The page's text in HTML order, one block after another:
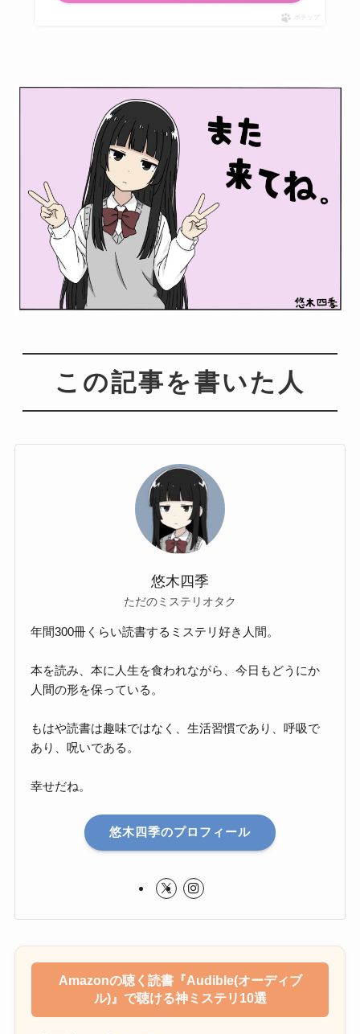
ポチップ
この記事を書いた人
悠木四季
ただのミステリオタク
年間300冊くらい読書するミステリ好き人間。
本を読み、本に人生を食われながら、今日もどうにか
人間の形を保っている。
もはや読書は趣味ではなく、生活習慣であり、呼吸で
あり、呪いである。
幸せだね。
悠木四季のプロフィール
Amazonの聴く読書『Audible(オーディブ
ル)』で聴ける神ミステリ10選